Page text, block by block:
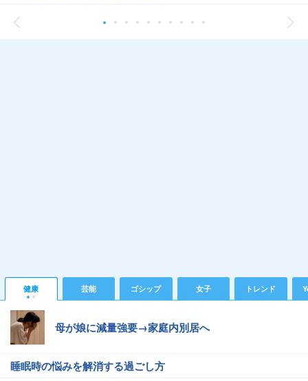
健康 芸能 ゴシップ 女子 トレンド
母が娘に減量強要→家庭内別居へ
睡眠時の悩みを解消する過ごし方